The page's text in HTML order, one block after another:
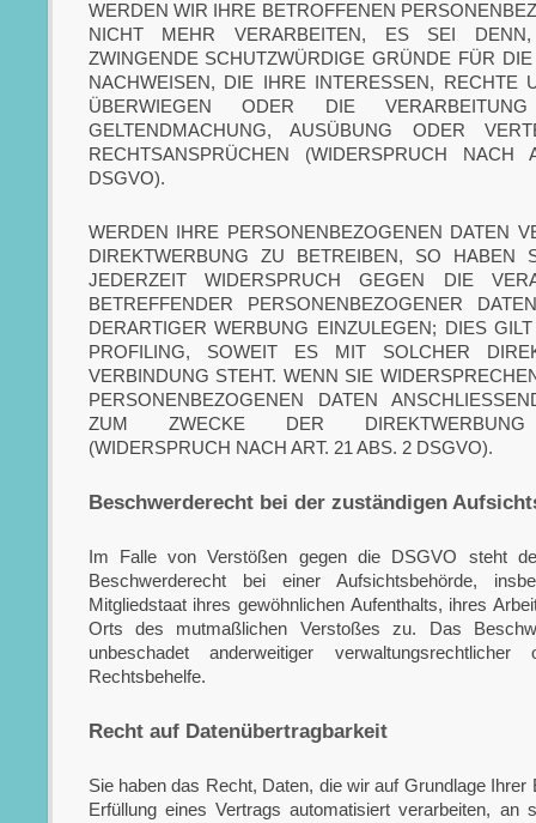
WERDEN WIR IHRE BETROFFENEN
NICHT MEHR VERARBEITEN, ES SEI
ZWINGENDE SCHUTZWÜRDIGE GRÜNDE FÜR
NACHWEISEN, DIE IHRE INTERESSEN, RECHTE
ÜBERWIEGEN ODER DIE
GELTENDMACHUNG, AUSÜBUNG ODER
RECHTSANSPRÜCHEN (WIDERSPRUCH
DSGVO).
WERDEN IHRE PERSONENBEZOGENEN DATEN
DIREKTWERBUNG ZU BETREIBEN, SO HABEN
JEDERZEIT WIDERSPRUCH GEGEN DIE
BETREFFENDER PERSONENBEZOGENER
DERARTIGER WERBUNG EINZULEGEN; DIES
PROFILING, SOWEIT ES MIT SOLCHER
VERBINDUNG STEHT. WENN SIE
PERSONENBEZOGENEN DATEN
ZUM ZWECKE DER DIREKTWERBUNG
(WIDERSPRUCH NACH ART. 21 ABS. 2 DSGVO).
Beschwerde­recht bei der zuständigen
Im Falle von Verstößen gegen die DSGVO steht
Beschwerderecht bei einer Aufsichtsbehörde,
Mitgliedstaat ihres gewöhnlichen Aufenthalts, ihres
Orts des mutmaßlichen Verstoßes zu. Das
unbeschadet anderweitiger verwaltungsrechtlicher
Rechtsbehelfe.
Recht auf Daten­übertrag­barkeit
Sie haben das Recht, Daten, die wir auf Grundlage Ihrer
Erfüllung eines Vertrags automatisiert verarbeiten, an